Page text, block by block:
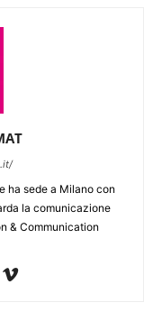
ha sede a Milano con
la comunicazione
& Communication